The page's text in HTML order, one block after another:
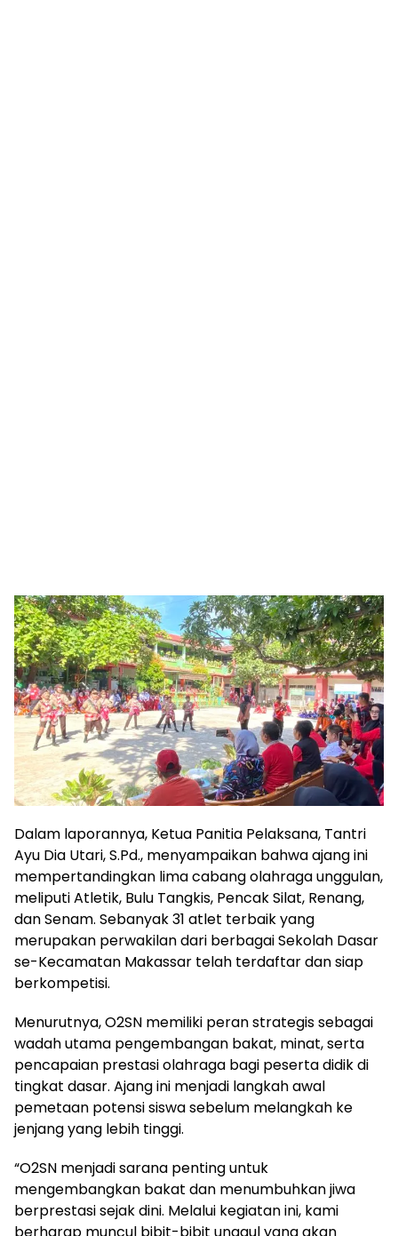
Dalam laporannya, Ketua Panitia Pelaksana, Tantri
Ayu Dia Utari, S.Pd., menyampaikan bahwa ajang ini
mempertandingkan lima cabang olahraga unggulan,
meliputi Atletik, Bulu Tangkis, Pencak Silat, Renang,
dan Senam. Sebanyak 31 atlet terbaik yang
merupakan perwakilan dari berbagai Sekolah Dasar
se-Kecamatan Makassar telah terdaftar dan siap
berkompetisi.
Menurutnya, O2SN memiliki peran strategis sebagai
wadah utama pengembangan bakat, minat, serta
pencapaian prestasi olahraga bagi peserta didik di
tingkat dasar. Ajang ini menjadi langkah awal
pemetaan potensi siswa sebelum melangkah ke
jenjang yang lebih tinggi.
“O2SN menjadi sarana penting untuk
mengembangkan bakat dan menumbuhkan jiwa
berprestasi sejak dini. Melalui kegiatan ini, kami